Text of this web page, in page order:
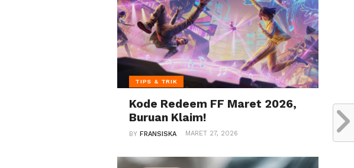
TIPS & TRIK
Kode Redeem FF Maret 2026,
Buruan Klaim!
BYFRANSISKA MARET 27, 2026